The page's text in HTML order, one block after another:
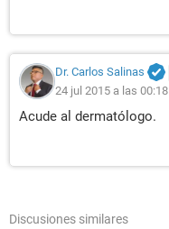
Dr. Carlos Salinas
24 jul 2015 a las 00:18
Acude al dermatólogo.
Discusiones similares